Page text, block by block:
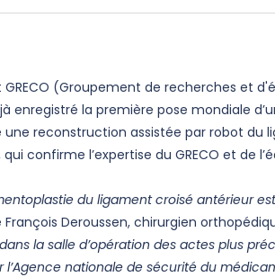
GRECO (Groupement de recherches et
enregistré la première pose mondiale
une reconstruction assistée par robot du
qui confirme l’expertise du GRECO et de
du ligament croisé antérieur
François Deroussen, chirurgien
la salle d’opération des actes plus
l’Agence nationale de sécurité du